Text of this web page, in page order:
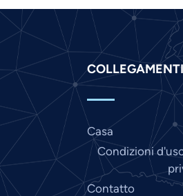
Casa
Condizioni
Contatto
Chinese
Dutch
Finnish
French
German
Gujarati
Hindi